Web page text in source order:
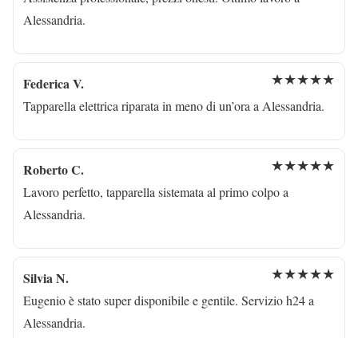
Alessandria.
Federica V. ★★★★★
Tapparella elettrica riparata in meno di un’ora a Alessandria.
Roberto C. ★★★★★
Lavoro perfetto, tapparella sistemata al primo colpo a
Alessandria.
Silvia N. ★★★★★
Eugenio è stato super disponibile e gentile. Servizio h24 a
Alessandria.